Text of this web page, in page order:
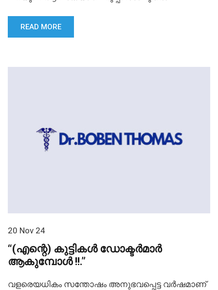
READ MORE
20 Nov 24
“(എന്റെ) കുട്ടികൾ ഡോക്ടർമാർ
ആകുമ്പോൾ !!.”
വളരെയധികം സന്തോഷം അനുഭവപ്പെട്ട വർഷമാണ്